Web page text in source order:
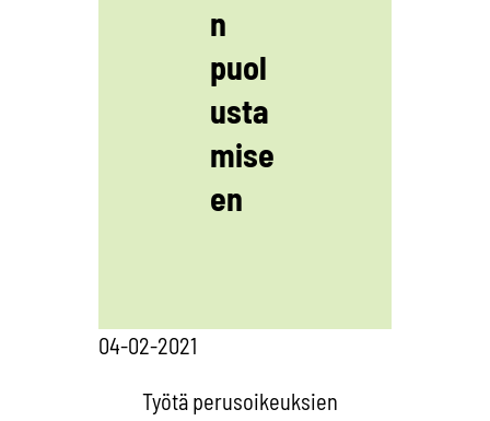
n
puol
usta
mise
en
04-02-2021
Työtä perusoikeuksien